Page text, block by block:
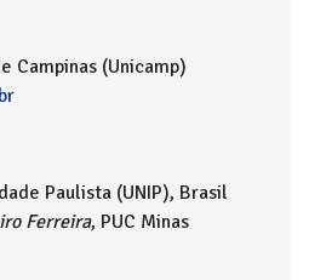
Campinas (Unicamp)
Paulista (UNIP), Brasil
Ferreira, PUC Minas